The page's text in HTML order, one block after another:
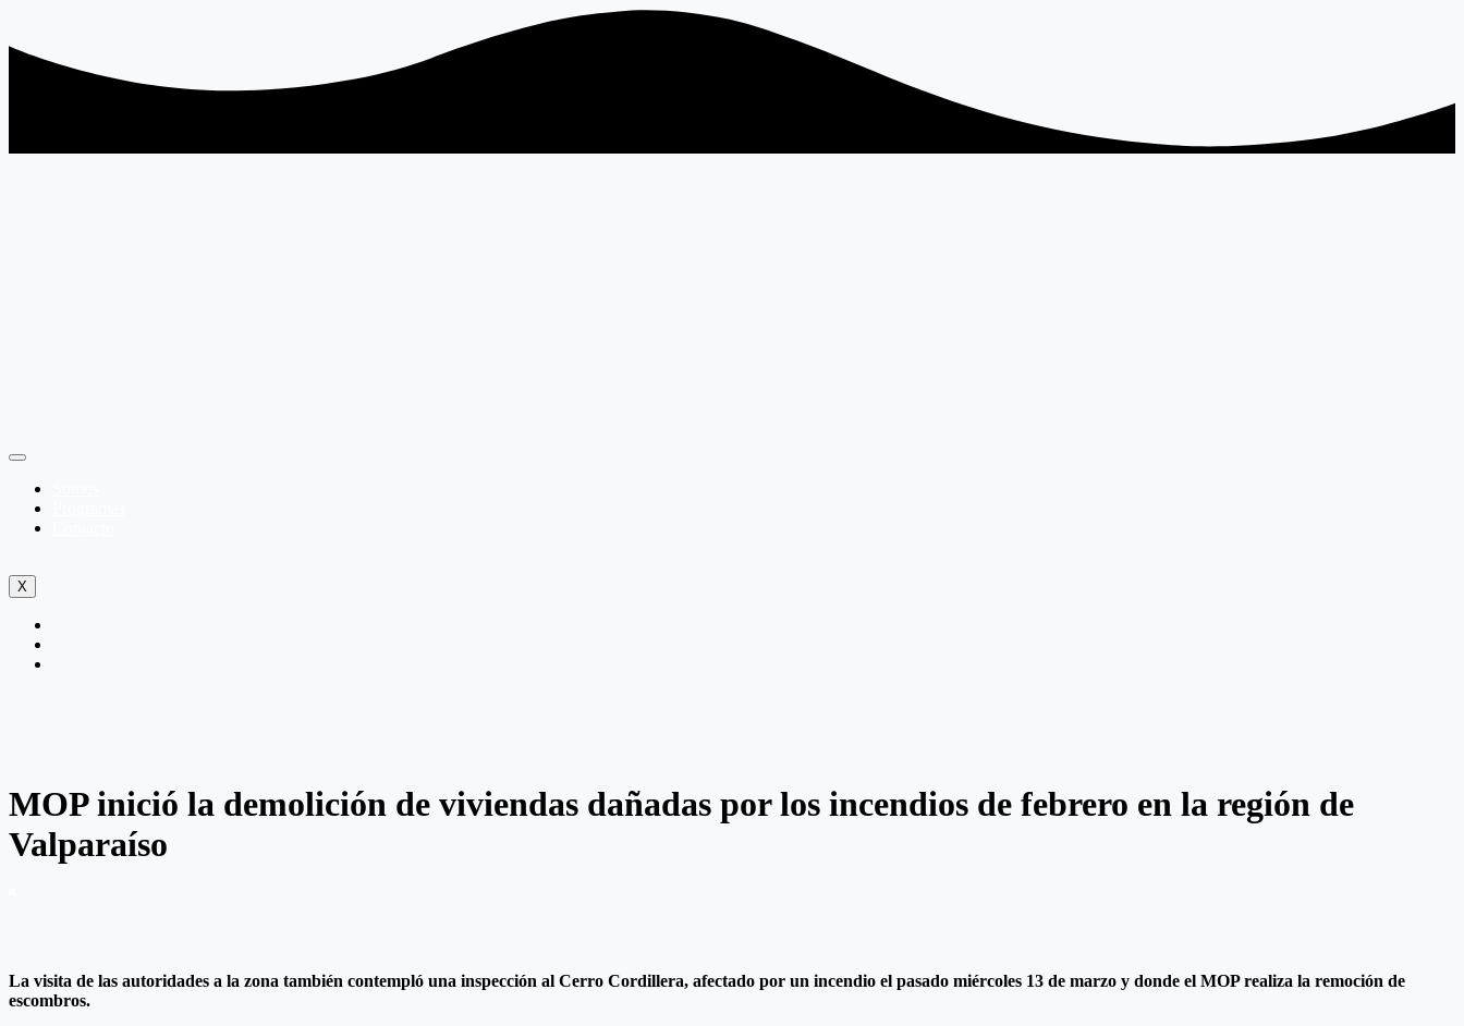
X
MOP inició la demolición de viviendas dañadas por los incendios de febrero en la región de
Valparaíso
La visita de las autoridades a la zona también contempló una inspección al Cerro Cordillera, afectado por un incendio el pasado miércoles 13 de marzo y donde el MOP realiza la remoción de
escombros.